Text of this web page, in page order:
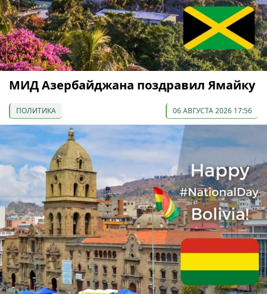
МИД Азербайджана поздравил Ямайку
ПОЛИТИКА 06 АВГУСТА 2026 17:56